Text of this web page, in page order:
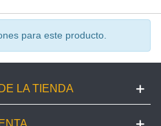
para este producto.
LA TIENDA